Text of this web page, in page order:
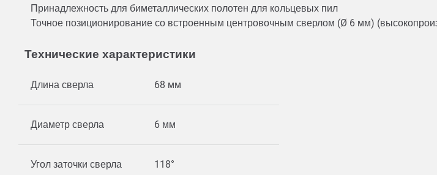
Принадлежность для биметаллических полотен для кольцевых пил
Точное позиционирование со встроенным центровочным сверлом (Ø 6 мм)
Технические характеристики
Длина сверла 68 мм
Диаметр сверла 6 мм
Угол заточки сверла 118°